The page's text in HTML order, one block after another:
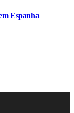
Espanha